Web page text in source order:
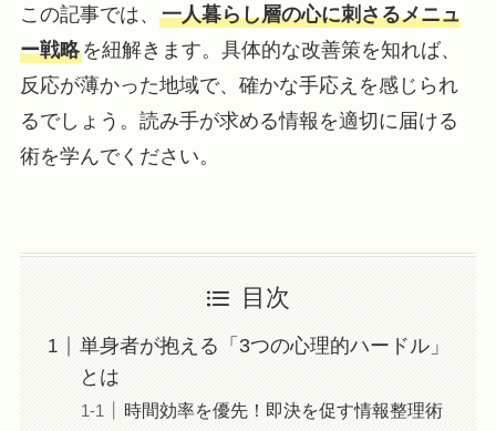
この記事では、 一人暮らし層の心に刺さるメニュ
ー戦略を紐解きます。具体的な改善策を知れば、
反応が薄かった地域で、確かな手応えを感じられ
るでしょう。読み手が求める情報を適切に届ける
術を学んでください。
目次
単身者が抱える「3つの心理的ハードル」
とは
時間効率を優先！即決を促す情報整理術